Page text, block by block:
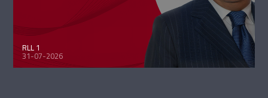
RLL 1
31-07-2026